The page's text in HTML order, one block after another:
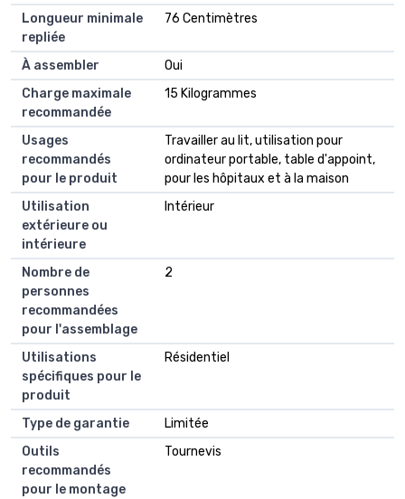
Longueur minimale
repliée
76 Centimètres
À assembler
Oui
Charge maximale
recommandée
15 Kilogrammes
Usages
recommandés
pour le produit
Travailler au lit, utilisation pour
ordinateur portable, table d'appoint,
pour les hôpitaux et à la maison
Utilisation
extérieure ou
intérieure
Intérieur
Nombre de
personnes
recommandées
pour l'assemblage
2
Utilisations
spécifiques pour le
produit
Résidentiel
Type de garantie
Limitée
Outils
recommandés
pour le montage
Tournevis